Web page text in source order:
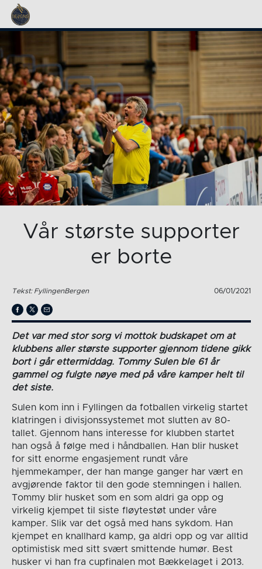
Vår største supporter
er borte
Tekst: FyllingenBergen 06/01/2021
Det var med stor sorg vi mottok budskapet om at
klubbensaller største supporter gjennom tidene gikk
bort i går ettermiddag. Tommy Sulen ble 61 år
gammel og fulgte nøye med på våre kamper helt til
det siste.
Sulen kom inn i Fyllingen da fotballen virkelig startet
klatringen i divisjonssystemet mot slutten av 80-
tallet. Gjennom hans interesse for klubben startet
han også å følge med i håndballen. Han blir husket
for sitt enorme engasjement rundt våre
hjemmekamper, der han mange ganger har vært en
avgjørende faktor til den gode stemningen i hallen.
Tommy blir husket som en som aldri ga opp og
virkelig kjempet til siste fløytestøt under våre
kamper. Slik var det også med hans sykdom. Han
kjempet en knallhard kamp, ga aldri opp og var alltid
optimistisk med sitt svært smittende humør. Best
husker vi han fra cupfinalen mot Bækkelaget i 2013.